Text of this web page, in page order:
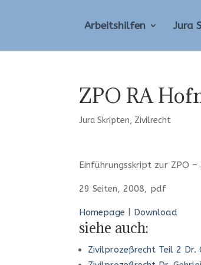
Arbeitshilfen Jura
ZPO RA
Jura Skripten, Zivilrecht
Einführungsskript zur ZPO
29 Seiten, 2008, pdf
Homepage Download
siehe auch:
Zivilprozeßrecht Teil 2 Dr.